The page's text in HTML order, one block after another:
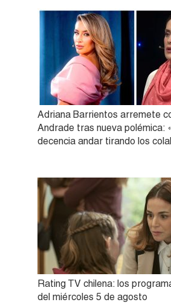
Adriana Barrientos arremete
Andrade tras nueva polémica:
decencia andar tirando los
Rating TV chilena: los
del miércoles 5 de agosto